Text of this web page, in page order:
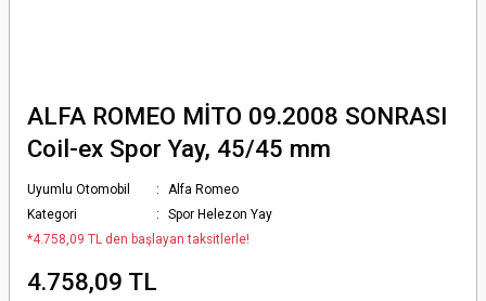
ALFA ROMEO MİTO 09.2008 SONRASI
Coil-ex Spor Yay, 45/45 mm
Uyumlu Otomobil
Alfa Romeo
Kategori
Spor Helezon Yay
*4.758,09 TL den başlayan taksitlerle!
4.758,09 TL